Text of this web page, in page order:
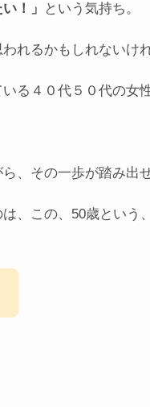
！」 という気持ち。
れるかもしれないけれ
る４０代５０代の女
、その一歩が踏み出
、この、50歳という